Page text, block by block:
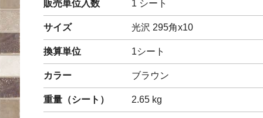
販売単位入数 1 シート
サイズ 光沢 295角x10
換算単位 1シート
カラー ブラウン
重量（シート ） 2.65 kg